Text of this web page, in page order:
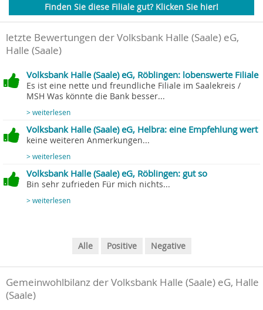
Finden Sie diese Filiale gut? Klicken Sie hier!
letzte Bewertungen der Volksbank Halle (Saale) eG,
Halle (Saale)
Volksbank Halle (Saale) eG, Röblingen: lobenswerte Filiale
Es ist eine nette und freundliche Filiale im Saalekreis /
MSH Was könnte die Bank besser...
> weiterlesen
Volksbank Halle (Saale) eG, Helbra: eine Empfehlung wert
keine weiteren Anmerkungen...
> weiterlesen
Volksbank Halle (Saale) eG, Röblingen: gut so
Bin sehr zufrieden Für mich nichts...
> weiterlesen
Alle Positive Negative
Gemeinwohlbilanz der Volksbank Halle (Saale) eG, Halle
(Saale)